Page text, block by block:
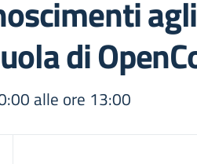
di
alle ore 13:00